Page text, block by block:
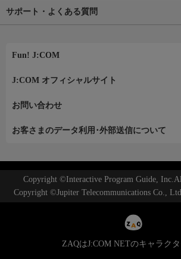
サポート・よくある質問
Fun! J:COM
J:COM オフィシャルサイト
お問い合わせ
お客さまのデータ利用･外部送信について
Copyright ©Interactive Program Guide,
Copyright ©Jupiter Telecommunications Co.,
ZAQはJ:COM NETのキャラク